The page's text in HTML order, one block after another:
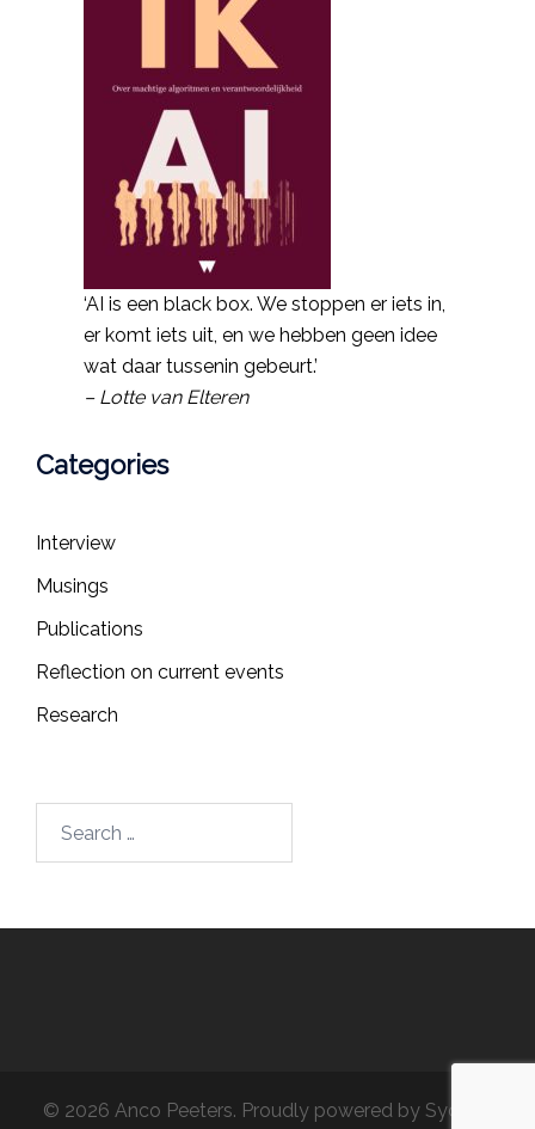
‘AI is een black box. We stoppen er iets in,
er komt iets uit, en we hebben geen idee
wat daar tussenin gebeurt.’
– Lotte van Elteren
Categories
Interview
Musings
Publications
Reflection on current events
Research
© 2026 Anco Peeters. Proudly powered by Sydney